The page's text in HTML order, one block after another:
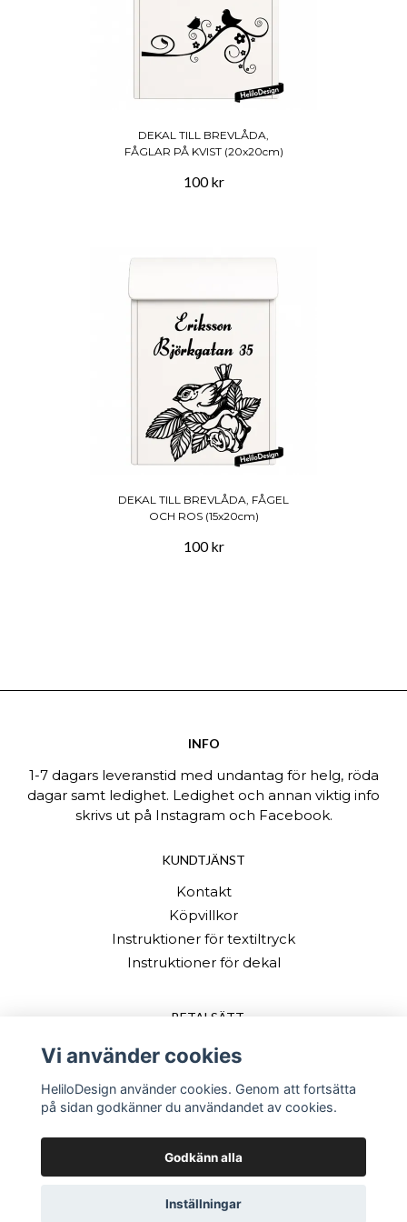
DEKAL TILL BREVLÅDA,
FÅGLAR PÅ KVIST (20x20cm)
100 kr
DEKAL TILL BREVLÅDA, FÅGEL
OCH ROS (15x20cm)
100 kr
INFO
1-7 dagars leveranstid med undantag för helg, röda
dagar samt ledighet. Ledighet och annan viktig info
skrivs ut på Instagram och Facebook.
KUNDTJÄNST
Kontakt
Köpvillkor
Instruktioner för textiltryck
Instruktioner för dekal
BETALSÄTT
Vi använder cookies
HeliloDesign använder cookies. Genom att fortsätta
på sidan godkänner du användandet av cookies.
Godkänn alla
Inställningar